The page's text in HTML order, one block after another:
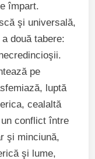
împart.
şi universală,
două tabere:
pe
luptă
cealaltă
conflict între
şi minciună,
şi lume,